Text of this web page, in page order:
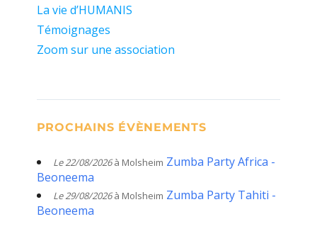
La vie d’HUMANIS
Témoignages
Zoom sur une association
PROCHAINS ÉVÈNEMENTS
Le 22/08/2026à Molsheim Zumba Party Africa -
Beoneema
Le 29/08/2026à Molsheim Zumba Party Tahiti -
Beoneema